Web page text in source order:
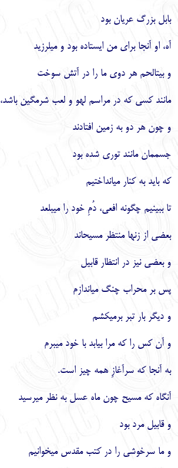
بابل بزرگ عريان بود
آه، او آنجا براي من ايستاده بود و مي‏لرزيد
و بيت‏الحم هر دوي ما را در آتش سوخت
مانند كسي كه در مراسم لهو و لعب شرمگين باشد،
و چون هر دو به زمين افتادند
جسم‏مان مانند توري شده بود
كه بايد به كنار مي‏انداختيم
تا ببينيم چگونه افعي، دُمِ خود را مي‏بلعد
بعضي از زن‏ها منتظر مسيح‏اند
و بعضي نيز در انتظار قابيل
پس بر محراب چنگ مي‏اندازم
و ديگر بار تبر برمي‏كشم
و آن كس را كه مرا بيابد با خود مي‏برم
به آنجا كه سرآغازِ همه چيز است.
آنگاه كه مسيح چون ماه عسل به نظر مي‏رسيد
و قابيل مرد بود
و ما سرخوشي را در كتب مقدس مي‏خوانيم